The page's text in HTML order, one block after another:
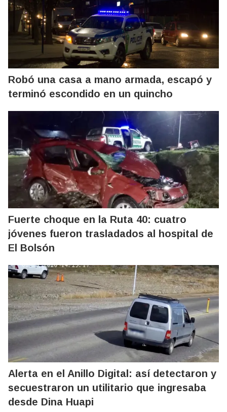
Robó una casa a mano armada, escapó y
terminó escondido en un quincho
Fuerte choque en la Ruta 40: cuatro
jóvenes fueron trasladados al hospital de
El Bolsón
Alerta en el Anillo Digital: así detectaron y
secuestraron un utilitario que ingresaba
desde Dina Huapi